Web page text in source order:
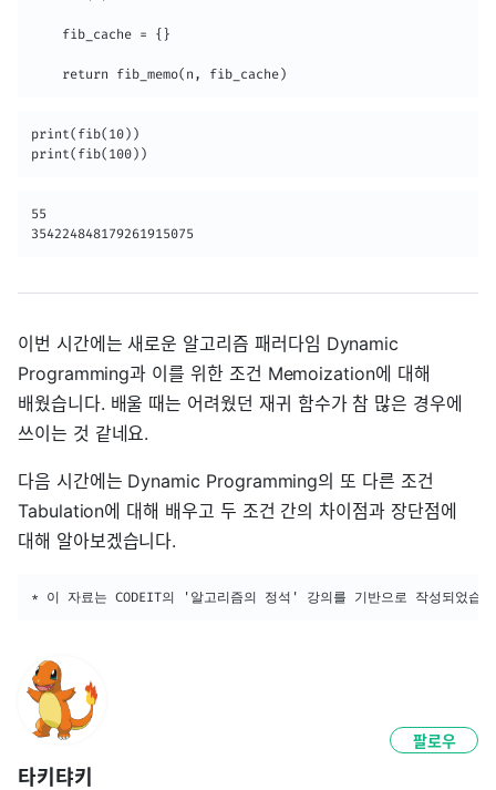
    fib_cache = {}
    return fib_memo(n, fib_cache)
print(fib(10))
print(fib(100))
55
354224848179261915075
이번 시간에는 새로운 알고리즘 패러다임 Dynamic
Programming과 이를 위한 조건 Memoization에 대해
배웠습니다. 배울 때는 어려웠던 재귀 함수가 참 많은 경우에
쓰이는 것 같네요.
다음 시간에는 Dynamic Programming의 또 다른 조건
Tabulation에 대해 배우고 두 조건 간의 차이점과 장단점에
대해 알아보겠습니다.
* 이 자료는 CODEIT의 '알고리즘의 정석' 강의를 기반으로 작성되었습
타키탸키
팔로우